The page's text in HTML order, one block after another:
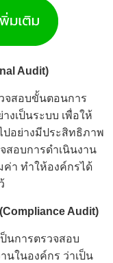
Audit)
จสอบขั้นตอนการ
งเป็นระบบ เพื่อให้
ปอย่างมีประสิทธิภาพ
อบการดำเนินงาน
ค่า ทำให้องค์กรได้
Audit)
นการตรวจสอบ
นในองค์กร ว่าเป็น